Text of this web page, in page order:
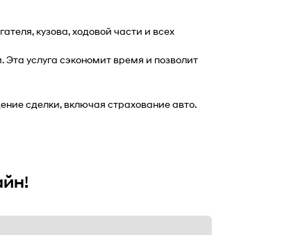
кузова, ходовой части и всех
услуга сэкономит время и позволит
сделки, включая страхование авто.